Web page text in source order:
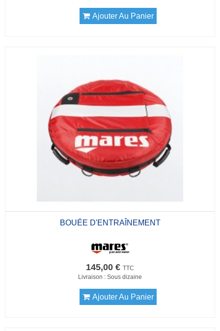
Ajouter Au Panier
BOUÉE D'ENTRAÎNEMENT
145,00 € TTC
Livraison : Sous dizaine
Ajouter Au Panier